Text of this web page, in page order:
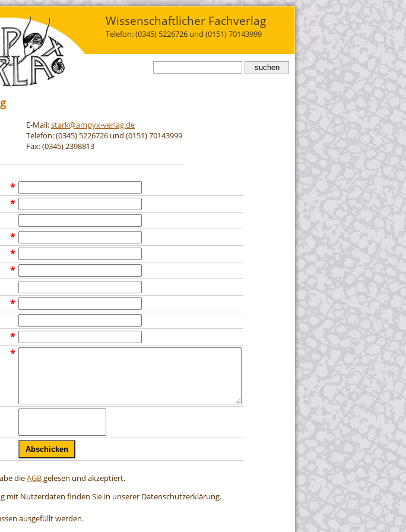
Wissenschaftlicher Fachverlag
Telefon: (0345) 5226726 und (0151) 70143999
E-Mail:stark@ampyx-verlag.de
Telefon: (0345) 5226726 und (0151) 70143999
Fax: (0345) 2398813
*
*
*
*
*
*
*
*
dieAGBgelesen und akzeptiert.
mit Nutzerdaten finden Sie in unserer Datenschutzerklärung.
ausgefüllt werden.